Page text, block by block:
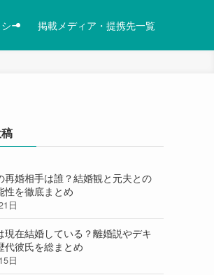
ー 掲載メディア・提携先一覧
再婚相手は誰？結婚観と元夫との
性を徹底まとめ
日
現在結婚している？離婚説やデキ
代彼氏を総まとめ
日